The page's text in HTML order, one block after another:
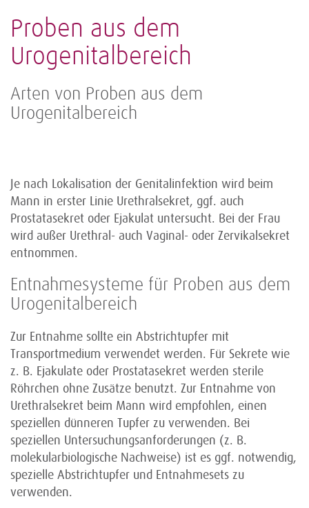
Proben aus dem
Urogenitalbereich
Arten von Proben aus dem
Urogenitalbereich
Je nach Lokalisation der Genitalinfektion wird beim
Mann in erster Linie Urethralsekret, ggf. auch
Prostatasekret oder Ejakulat untersucht. Bei der Frau
wird außer Urethral- auch Vaginal- oder Zervikalsekret
entnommen.
Entnahmesysteme für Proben aus dem
Urogenitalbereich
Zur Entnahme sollte ein Abstrichtupfer mit
Transportmedium verwendet werden. Für Sekrete wie
z. B. Ejakulate oder Prostatasekret werden sterile
Röhrchen ohne Zusätze benutzt. Zur Entnahme von
Urethralsekret beim Mann wird empfohlen, einen
speziellen dünneren Tupfer zu verwenden. Bei
speziellen Untersuchungsanforderungen (z. B.
molekularbiologische Nachweise) ist es ggf. notwendig,
spezielle Abstrichtupfer und Entnahmesets zu
verwenden.